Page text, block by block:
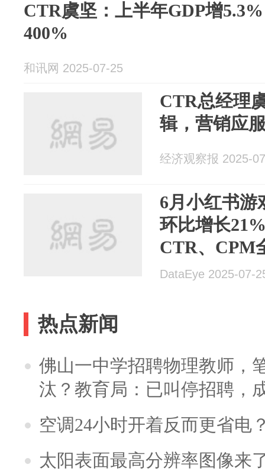
CTR虞坚：上半年GDP增
400%
和讯网 2025-07-25
CTR总经理
辑，营销应
经济观察报 2025-
6月小红书游
环比增长
CTR、CPM
APP、微小）
DataEye 2025-07-
热点新闻
佛山一中学招聘物理教师，
汰？教育局：已叫停招聘，
空调24小时开着反而更省电
太阳表面最高分辨率图像来